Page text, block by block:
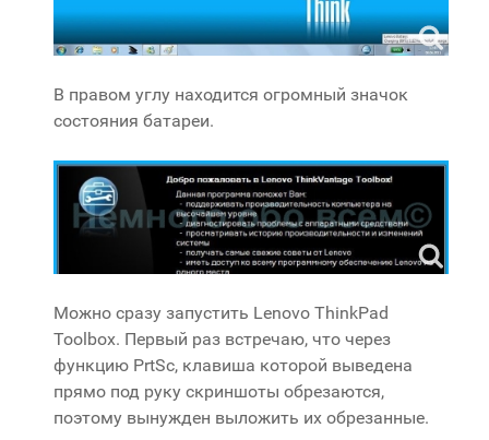
В правом углу находится огромный значок
состояния батареи.
Можно сразу запустить Lenovo ThinkPad
Toolbox. Первый раз встречаю, что через
функцию PrtSc, клавиша которой выведена
прямо под руку скриншоты обрезаются,
поэтому вынужден выложить их обрезанные.